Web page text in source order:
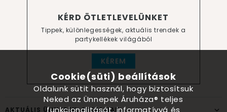
KÉRD ÖTLETLEVELÜNKET
Tippek, különlegességek, aktuális trendek a
partykellékek világából
KÉREM
AKTUÁLIS ÜNNEPEK, ALKALMAK
Cookie(süti) beállítások
Oldalunk sütit használ, hogy biztosítsuk
Neked az Ünnepek Áruháza® teljes
funkcionalitását, informatívvá és